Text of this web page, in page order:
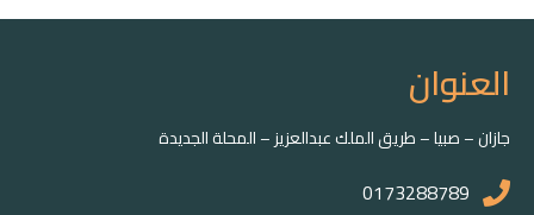
العنوان
جازان – صبيا – طريق الملك عبدالعزيز – المحلة الجديدة
0173288789